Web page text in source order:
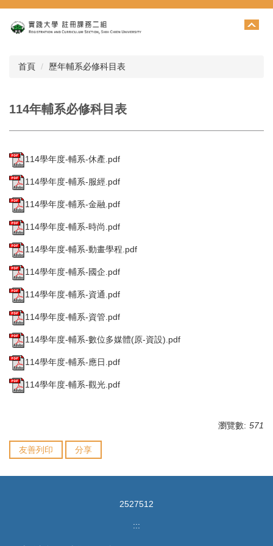
跳
到
主
首頁 歷年輔系必修科目表
114年輔系必修科目表
114學年度-輔系-休產.pdf
114學年度-輔系-服經.pdf
114學年度-輔系-金融.pdf
114學年度-輔系-時尚.pdf
114學年度-輔系-動畫學程.pdf
114學年度-輔系-國企.pdf
114學年度-輔系-資通.pdf
114學年度-輔系-資管.pdf
114學年度-輔系-數位多媒體(原-資設).pdf
114學年度-輔系-應日.pdf
114學年度-輔系-觀光.pdf
瀏覽數: 571
友善列印 分享
2527512
:::